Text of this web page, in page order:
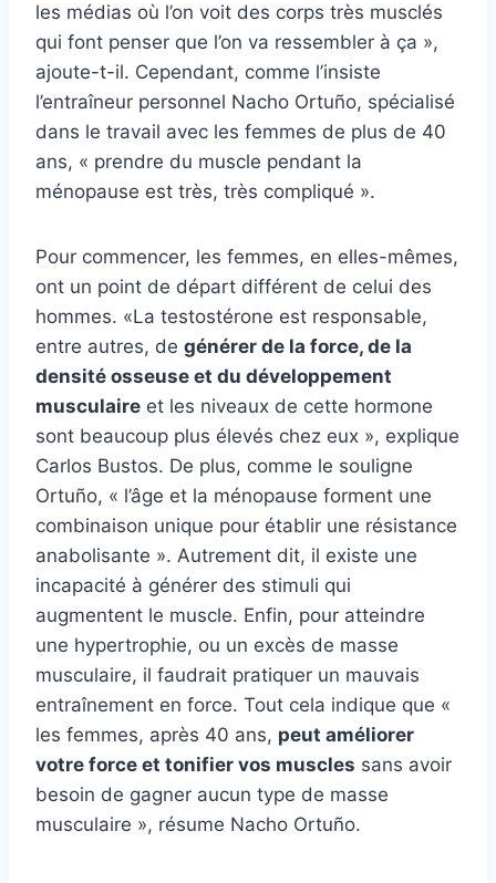
les médias où l’on voit des corps très musclés
qui font penser que l’on va ressembler à ça »,
ajoute-t-il. Cependant, comme l’insiste
l’entraîneur personnel Nacho Ortuño, spécialisé
dans le travail avec les femmes de plus de 40
ans, « prendre du muscle pendant la
ménopause est très, très compliqué ».
Pour commencer, les femmes, en elles-mêmes,
ont un point de départ différent de celui des
hommes. «La testostérone est responsable,
entre autres, de générer de la force, de la
densité osseuse et du développement
musculaire et les niveaux de cette hormone
sont beaucoup plus élevés chez eux », explique
Carlos Bustos. De plus, comme le souligne
Ortuño, « l’âge et la ménopause forment une
combinaison unique pour établir une résistance
anabolisante ». Autrement dit, il existe une
incapacité à générer des stimuli qui
augmentent le muscle. Enfin, pour atteindre
une hypertrophie, ou un excès de masse
musculaire, il faudrait pratiquer un mauvais
entraînement en force. Tout cela indique que «
les femmes, après 40 ans, peut améliorer
votre force et tonifier vos muscles sans avoir
besoin de gagner aucun type de masse
musculaire », résume Nacho Ortuño.